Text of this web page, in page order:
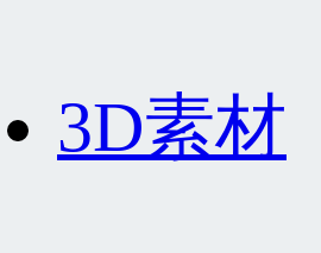
3D素材